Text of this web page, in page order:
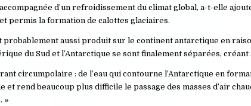
d’un refroidissement du climat global, a-t-elle
permis la formation de calottes glaciaires.
aussi produit sur le continent antarctique en
du Sud et l’Antarctique se sont finalement séparées,
circumpolaire : de l’eau qui contourne l’Antarctique en
rend beaucoup plus difficile le passage des masses d’air
»